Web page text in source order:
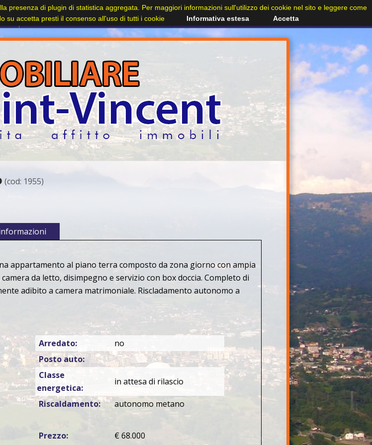
(cod: 1955)
appartamento al piano terra composto da zona giorno con ampia
da letto, disimpegno e servizio con box doccia. Completo di
adibito a camera matrimoniale. Riscladamento autonomo a
Arredato:
no
Posto auto:
Classe
energetica:
in attesa di rilascio
Riscaldamento: autonomo metano
Prezzo: € 68.000
presenza di plugin di statistica aggregata. Per maggiori informazioni sull'utilizzo dei cookie nel sito e leggere come
su accetta presti il consenso all'uso di tutti i cookie
Informativa estesa Accetta